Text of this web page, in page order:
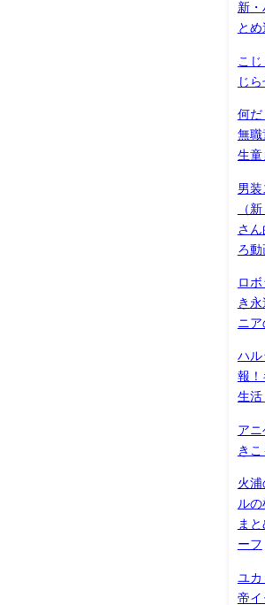
新
と
こ
じ
何
無
生童
男装
（
さ
ろ
ロ
き
ニア
ハル
報！
生活
ア
き
火
ル
ま
ーフ
ユ
帝イ